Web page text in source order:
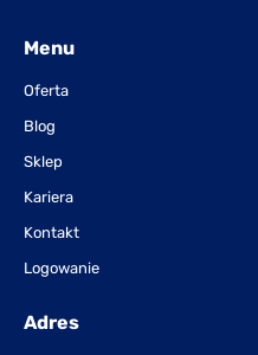
Menu
Oferta
Blog
Sklep
Kariera
Kontakt
Logowanie
Adres